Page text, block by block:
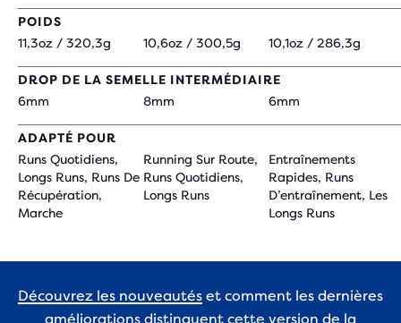
POIDS
11,3oz / 320,3g
10,6oz / 300,5g 10,1oz / 286,3g
DROP DE LA SEMELLE INTERMÉDIAIRE
6mm
8mm 6mm
ADAPTÉ POUR
Runs Quotidiens,
Longs Runs, Runs De
Récupération,
Marche
Running Sur Route,
Runs Quotidiens,
Longs Runs
Entraînements
Rapides, Runs
D’entraînement, Les
Longs Runs
Découvrez les nouveautés et comment les dernières
améliorations distinguent cette version de la